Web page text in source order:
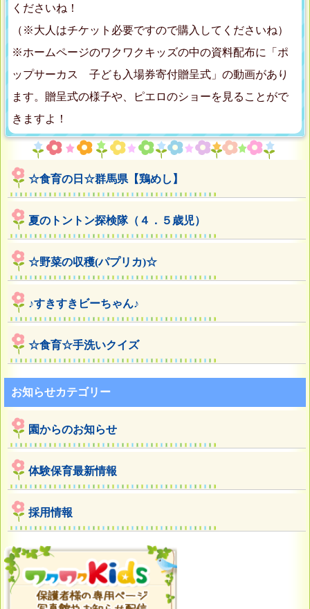
くださいね！
（※大人はチケット必要ですので購入してくださいね）
※ホームページのワクワクキッズの中の資料配布に「ポ
ップサーカス 子ども入場券寄付贈呈式」の動画があり
ます。贈呈式の様子や、ピエロのショーを見ることがで
きますよ！
☆食育の日☆群馬県【鶏めし】
夏のトントン探検隊（４．５歳児）
☆野菜の収穫(パプリカ)☆
♪すきすきビーちゃん♪
☆食育☆手洗いクイズ
お知らせカテゴリー
園からのお知らせ
体験保育最新情報
採用情報